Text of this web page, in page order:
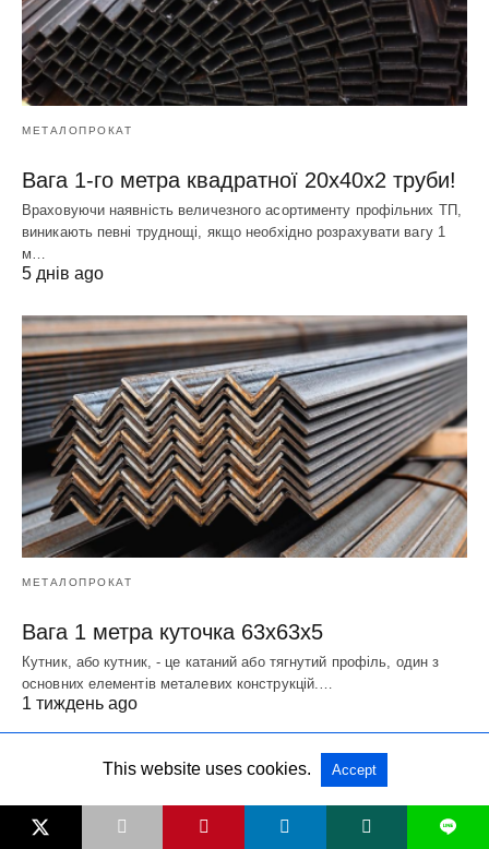
МЕТАЛОПРОКАТ
Вага 1-го метра квадратної 20х40х2 труби!
Враховуючи наявність величезного асортименту профільних ТП,
виникають певні труднощі, якщо необхідно розрахувати вагу 1
м…
5 днів ago
МЕТАЛОПРОКАТ
Вага 1 метра куточка 63х63х5
Кутник, або кутник, - це катаний або тягнутий профіль, один з
основних елементів металевих конструкцій.…
1 тиждень ago
L
This website uses cookies. Accept